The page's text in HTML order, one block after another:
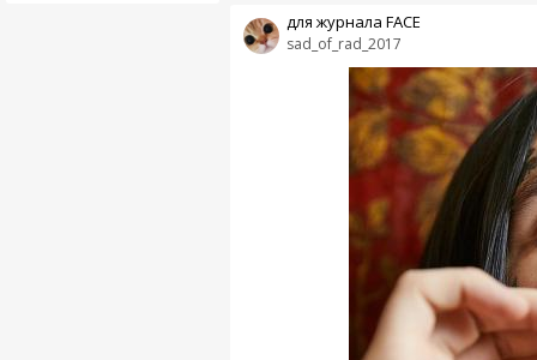
sad_of_rad_2017
для журнала FACE